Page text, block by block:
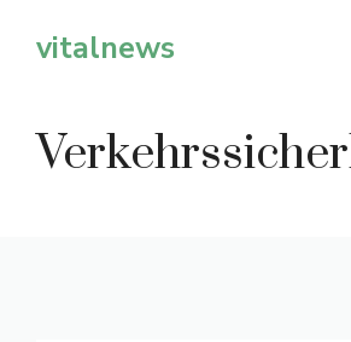
Inhaltvitalnews